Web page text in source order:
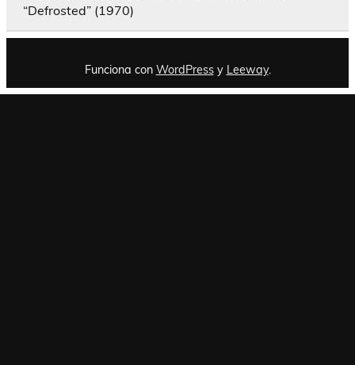
“Defrosted” (1970)
Funciona con WordPressy Leeway.